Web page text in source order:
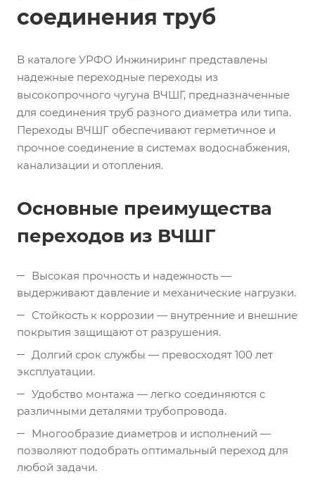
соединения труб
В каталоге УРФО Инжиниринг представлены
надежные переходные переходы из
высокопрочного чугуна ВЧШГ, предназначенные
для соединения труб разного диаметра или типа.
Переходы ВЧШГ обеспечивают герметичное и
прочное соединение в системах водоснабжения,
канализации и отопления.
Основные преимущества
переходов из ВЧШГ
Высокая прочность и надежность —
выдерживают давление и механические нагрузки.
Стойкость к коррозии — внутренние и внешние
покрытия защищают от разрушения.
Долгий срок службы — превосходят 100 лет
эксплуатации.
Удобство монтажа — легко соединяются с
различными деталями трубопровода.
Многообразие диаметров и исполнений —
позволяют подобрать оптимальный переход для
любой задачи.